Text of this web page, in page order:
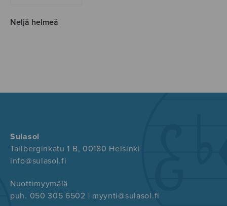
Neljä helmeä
Sulasol
Tallberginkatu 1 B, 00180 Helsinki
info@sulasol.fi
Nuottimyymälä
puh. 050 305 6502 | myynti@sulasol.fi